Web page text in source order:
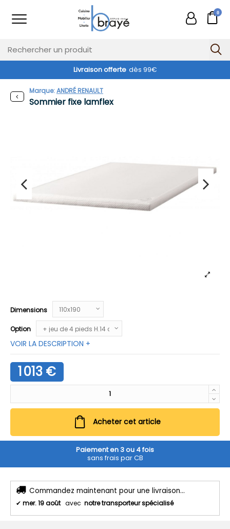
0
Livraison offerte dès 99€
Sommier fixe lamflex
Marque:ANDRÉ RENAULT
Dimensions
Option
VOIR LA DESCRIPTION +
1 013 €
Acheter cet article
Paiement en 3 ou 4 fois
sans frais par CB
Commandez maintenant pour une livraison...
✔ mer. 19 août avec notre transporteur spécialisé